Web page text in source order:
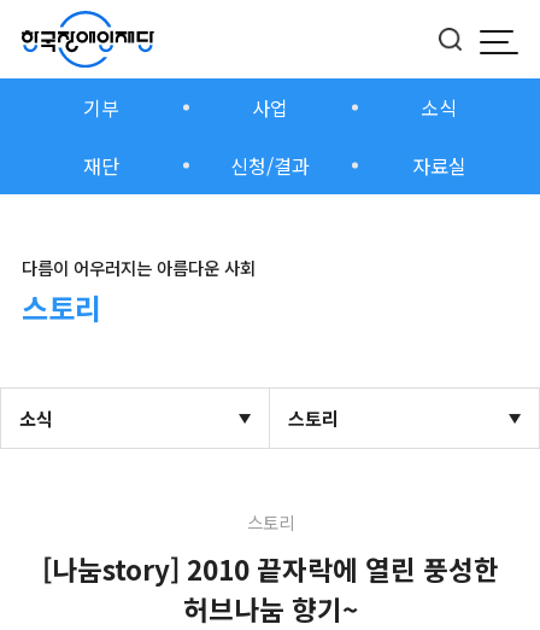
모
버튼
기부 사업
소식
재단
신청/결과 자료실
다름이 어우러지는 아름다운 사회
스토리
소식 스토리
스토리
[나눔story] 2010 끝자락에 열린 풍성한
허브나눔 향기~